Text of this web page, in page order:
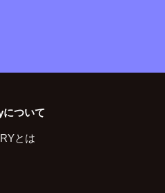
ついて
とは